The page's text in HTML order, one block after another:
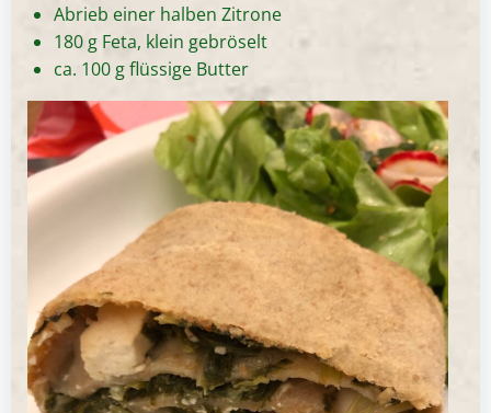
Abrieb einer halben Zitrone
180 g Feta, klein gebröselt
ca. 100 g flüssige Butter